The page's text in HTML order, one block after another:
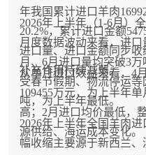
年我国累计进口羊肉
20.2%，累计进口金额
进口量、进口金额同步
补充作用持续减弱。
2026年上半年（1-6月）
月度数据波动来看，进
月、6月进口量均突破3
受春节假期、物流停运
吨，为上半年最低。
从单月进口效益来看，4
109455万元，为上半年
高；2月进口均价最低，
源供给、海运成本变化。
2026年上半年全国羊肉
幅收缩主要源于新西兰